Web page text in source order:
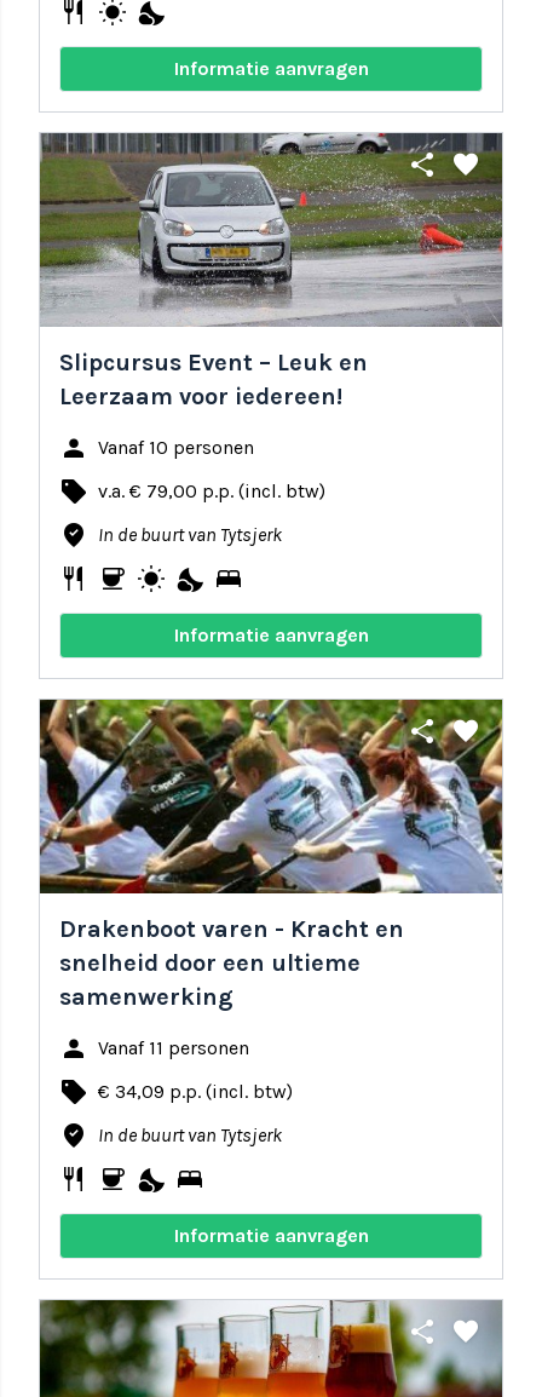
restaurant wb_sunny nights_stay
Informatie aanvragen
share favorite
Slipcursus Event – Leuk en
Leerzaam voor iedereen!
person Vanaf 10 personen
local_offer v.a. € 79,00 p.p. (incl. btw)
where_to_vote In de buurt van Tytsjerk
restaurant coffee wb_sunny nights_stay bed
Informatie aanvragen
share favorite
Drakenboot varen - Kracht en
snelheid door een ultieme
samenwerking
person Vanaf 11 personen
local_offer € 34,09 p.p. (incl. btw)
where_to_vote In de buurt van Tytsjerk
restaurant coffee nights_stay bed
Informatie aanvragen
share favorite